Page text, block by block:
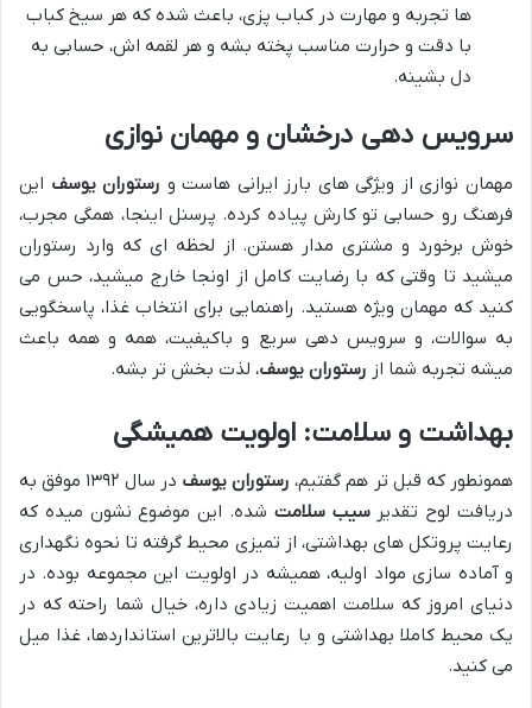
ها تجربه و مهارت در کباب پزی، باعث شده که هر سیخ کباب
با دقت و حرارت مناسب پخته بشه و هر لقمه اش، حسابی به
دل بشینه.
سرویس دهی درخشان و مهمان نوازی
مهمان نوازی از ویژگی های بارز ایرانی هاست و رستوران یوسف این
فرهنگ رو حسابی تو کارش پیاده کرده. پرسنل اینجا، همگی مجرب،
خوش برخورد و مشتری مدار هستن. از لحظه ای که وارد رستوران
میشید تا وقتی که با رضایت کامل از اونجا خارج میشید، حس می
کنید که مهمان ویژه هستید. راهنمایی برای انتخاب غذا، پاسخگویی
به سوالات، و سرویس دهی سریع و باکیفیت، همه و همه باعث
میشه تجربه شما از رستوران یوسف، لذت بخش تر بشه.
بهداشت و سلامت: اولویت همیشگی
همونطور که قبل تر هم گفتیم، رستوران یوسف
در سال ۱۳۹۲ موفق به
دریافت لوح تقدیرسیب سلامت شده. این موضوع نشون میده که
رعایت پروتکل های بهداشتی، از تمیزی محیط گرفته تا نحوه نگهداری
و آماده سازی مواد اولیه، همیشه در اولویت این مجموعه بوده. در
دنیای امروز که سلامت اهمیت زیادی داره، خیال شما راحته که در
یک محیط کاملا بهداشتی و با رعایت بالاترین استانداردها، غذا میل
می کنید.